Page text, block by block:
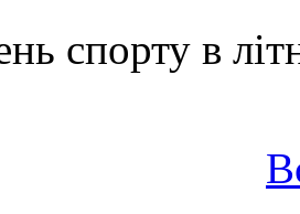
спорту в